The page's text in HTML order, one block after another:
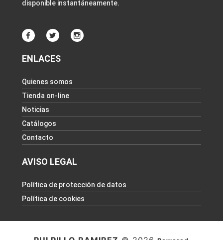
disponible instantáneamente.
ENLACES
Quienes somos
Tienda on-line
Noticias
Catálogos
Contacto
AVISO LEGAL
Política de protección de datos
Política de cookies